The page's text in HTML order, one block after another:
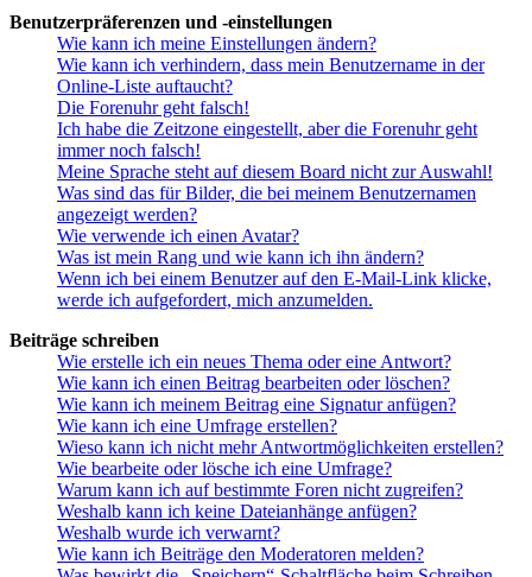
Benutzerpräferenzen und -einstellungen
Wie kann ich meine Einstellungen ändern?
Wie kann ich verhindern, dass mein Benutzername in der
Online-Liste auftaucht?
Die Forenuhr geht falsch!
Ich habe die Zeitzone eingestellt, aber die Forenuhr geht
immer noch falsch!
Meine Sprache steht auf diesem Board nicht zur Auswahl!
Was sind das für Bilder, die bei meinem Benutzernamen
angezeigt werden?
Wie verwende ich einen Avatar?
Was ist mein Rang und wie kann ich ihn ändern?
Wenn ich bei einem Benutzer auf den E-Mail-Link klicke,
werde ich aufgefordert, mich anzumelden.
Beiträge schreiben
Wie erstelle ich ein neues Thema oder eine Antwort?
Wie kann ich einen Beitrag bearbeiten oder löschen?
Wie kann ich meinem Beitrag eine Signatur anfügen?
Wie kann ich eine Umfrage erstellen?
Wieso kann ich nicht mehr Antwortmöglichkeiten erstellen?
Wie bearbeite oder lösche ich eine Umfrage?
Warum kann ich auf bestimmte Foren nicht zugreifen?
Weshalb kann ich keine Dateianhänge anfügen?
Weshalb wurde ich verwarnt?
Wie kann ich Beiträge den Moderatoren melden?